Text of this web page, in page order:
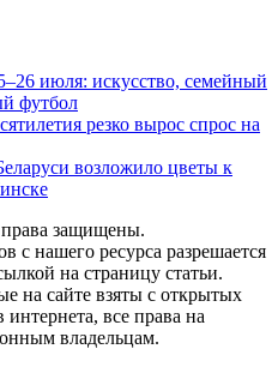
июля: искусство, семейный
футбол
резко вырос спрос на
возложило цветы к
защищены.
с нашего ресурса разрешается
на страницу статьи.
на сайте взяты с открытых
все права на
владельцам.